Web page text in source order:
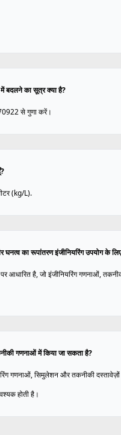
बदलने का सूत्र क्या है?
से गुणा करें।
(kg/L).
घनत्व का रूपांतरण इंजीनियरिंग उपयोग के
आधारित है, जो इंजीनियरिंग गणनाओं,
गणनाओं में किया जा सकता है?
गणनाओं, सिमुलेशन और तकनीकी
होती है।